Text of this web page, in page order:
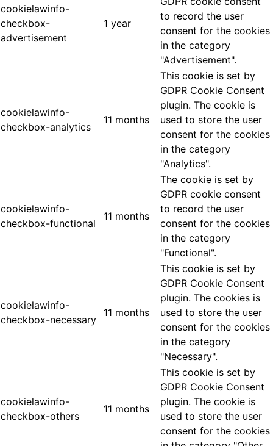
cookielawinfo-
checkbox-
advertisement
1 year
to record the user
consent for the cookies
in the category
"Advertisement".
cookielawinfo-
checkbox-analytics
11 months
This cookie is set by
GDPR Cookie Consent
plugin. The cookie is
used to store the user
consent for the cookies
in the category
"Analytics".
cookielawinfo-
checkbox-functional
11 months
The cookie is set by
GDPR cookie consent
to record the user
consent for the cookies
in the category
"Functional".
cookielawinfo-
checkbox-necessary
11 months
This cookie is set by
GDPR Cookie Consent
plugin. The cookies is
used to store the user
consent for the cookies
in the category
"Necessary".
cookielawinfo-
checkbox-others
11 months
This cookie is set by
GDPR Cookie Consent
plugin. The cookie is
used to store the user
consent for the cookies